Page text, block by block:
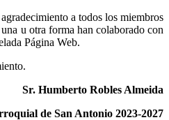
a todos los miembros
u otra forma han colaborado con
Página Web.
Sr. Humberto Robles Almeida
de San Antonio 2023-2027